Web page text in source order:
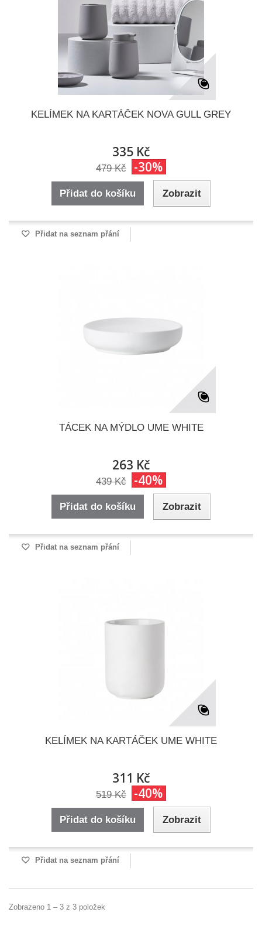
KELÍMEK NA KARTÁČEK NOVA GULL GREY
335 Kč
479 Kč -30%
Přidat do košíku Zobrazit
Přidat na seznam přání
TÁCEK NA MÝDLO UME WHITE
263 Kč
439 Kč -40%
Přidat do košíku Zobrazit
Přidat na seznam přání
KELÍMEK NA KARTÁČEK UME WHITE
311 Kč
519 Kč -40%
Přidat do košíku Zobrazit
Přidat na seznam přání
Zobrazeno 1 – 3 z 3 položek